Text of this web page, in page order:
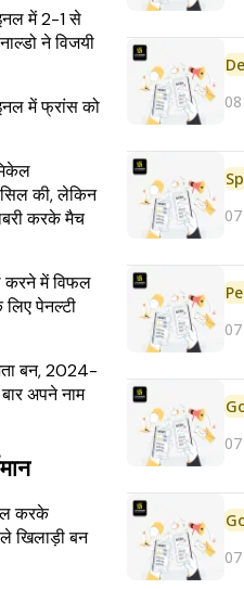
में 2-1 से
ने विजयी
में फ्रांस को
की, लेकिन
करके मैच
करने में विफल
पेनल्टी
बन, 2024-
अपने नाम
करके
खिलाड़ी बन